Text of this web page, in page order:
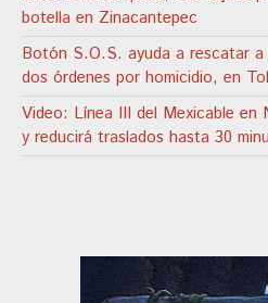
botella en Zinacantepec
Botón S.O.S. ayuda a rescatar
dos órdenes por homicidio, en
Video: Línea III del Mexicable en
y reducirá traslados hasta 30